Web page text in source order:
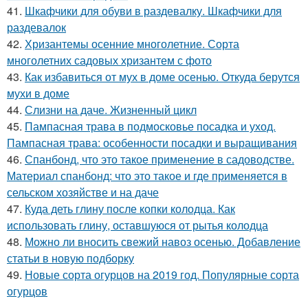
41. Шкафчики для обуви в раздевалку. Шкафчики для
раздевалок
42. Хризантемы осенние многолетние. Сорта
многолетних садовых хризантем с фото
43. Как избавиться от мух в доме осенью. Откуда берутся
мухи в доме
44. Слизни на даче. Жизненный цикл
45. Пампасная трава в подмосковье посадка и уход.
Пампасная трава: особенности посадки и выращивания
46. Спанбонд, что это такое применение в садоводстве.
Материал спанбонд: что это такое и где применяется в
сельском хозяйстве и на даче
47. Куда деть глину после копки колодца. Как
использовать глину, оставшуюся от рытья колодца
48. Можно ли вносить свежий навоз осенью. Добавление
статьи в новую подборку
49. Новые сорта огурцов на 2019 год. Популярные сорта
огурцов